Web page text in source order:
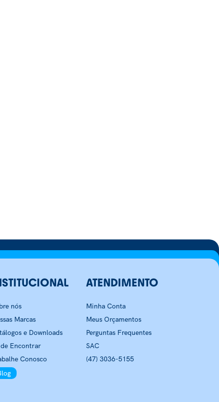
nós
Marcas
e Downloads
Encontrar
Conosco
ATENDIMENTO
Minha Conta
Meus Orçamentos
Perguntas Frequentes
SAC
(47) 3036-5155